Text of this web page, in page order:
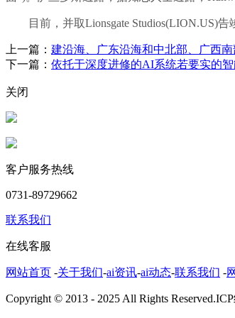
目前，并取Lionsgate Studios(LION.US)告
上一篇： 建沿海、广东沿海和中北部、广西
下一篇： 依托于深度进修的AI系统若要实的
关闭
客户服务热线
0731-89729662
联系我们
在线客服
网站首页 -关于我们-ai资讯-ai动态-联系我们 -
Copyright © 2013 - 2025 All Rights